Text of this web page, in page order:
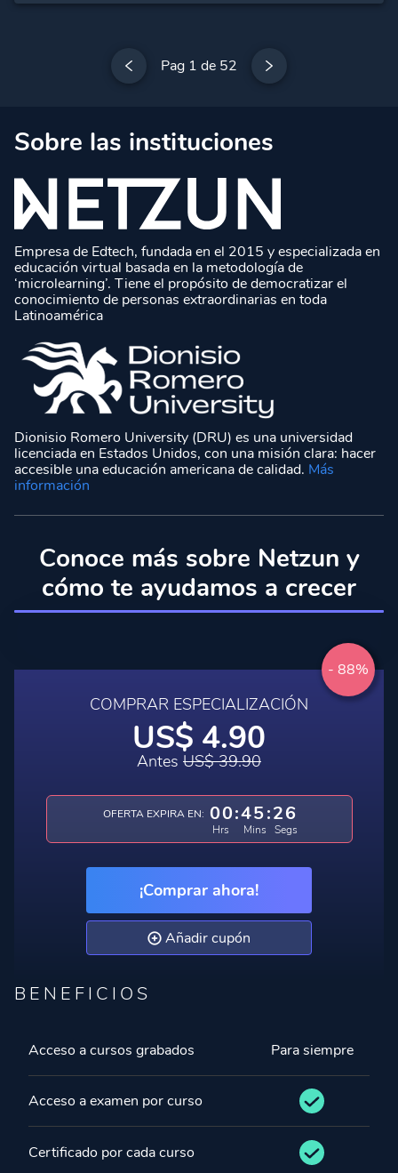
Pag 1 de 52
Sobre las instituciones
Empresa de Edtech, fundada en el 2015 y especializada en
educación virtual basada en la metodología de
‘microlearning’. Tiene el propósito de democratizar el
conocimiento de personas extraordinarias en toda
Latinoamérica
Dionisio Romero University (DRU) es una universidad
licenciada en Estados Unidos, con una misión clara: hacer
accesible una educación americana de calidad. Más
información
Conoce más sobre Netzun y
cómo te ayudamos a crecer
- 88%
COMPRAR ESPECIALIZACIÓN
US$ 4.90
Antes US$ 39.90
OFERTA EXPIRA EN: 00
Hrs
:45
Mins
:26
Segs
¡Comprar ahora!
Añadir cupón
BENEFICIOS
Acceso a cursos grabados
Acceso a examen por curso
Certificado por cada curso
Para siempre